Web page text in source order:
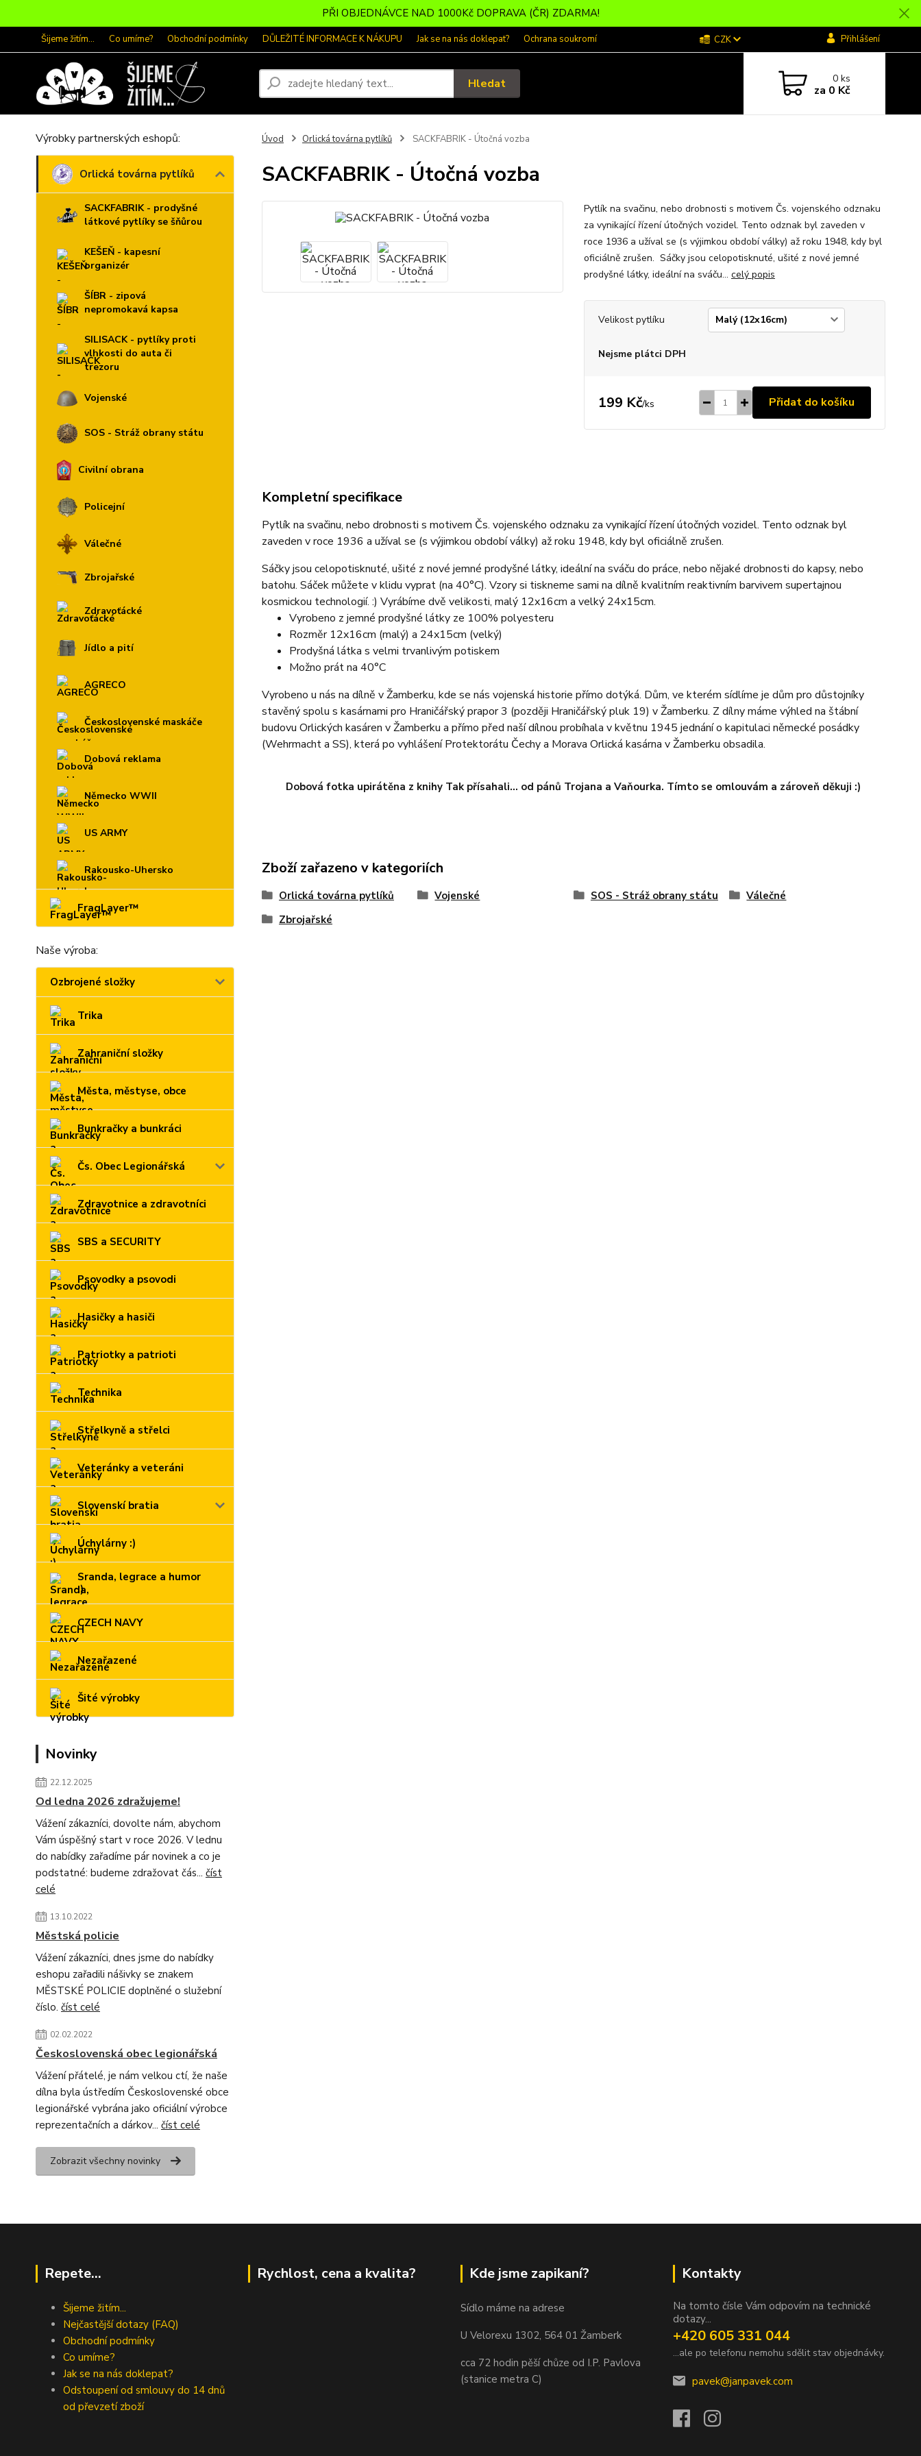
PŘI OBJEDNÁVCE NAD 1000Kč DOPRAVA (ČR) ZDARMA!
Šijeme žitím... Co umíme? Obchodní podmínky DŮLEŽITÉ INFORMACE K NÁKUPU Jak se na nás doklepat? Ochrana soukromí CZK Přihlášení
Hledat 0ks
za 0 Kč
Výrobky partnerských eshopů:
Orlická továrna pytlíků
SACKFABRIK - prodyšné
látkové pytlíky se šňůrou
KEŠEŇ - kapesní
organizér
ŠÍBR - zipová
nepromokavá kapsa
SILISACK - pytlíky proti
vlhkosti do auta či
trezoru
Vojenské
SOS - Stráž obrany státu
Civilní obrana
Policejní
Válečné
Zbrojařské
Zdravoťácké
Jídlo a pití
AGRECO
Československé maskáče
Dobová reklama
Německo WWII
US ARMY
Rakousko-Uhersko
FragLayer™
Naše výroba:
Ozbrojené složky
Trika
Zahraniční složky
Města, městyse, obce
Bunkračky a bunkráci
Čs. Obec Legionářská
Zdravotnice a zdravotníci
SBS a SECURITY
Psovodky a psovodi
Hasičky a hasiči
Patriotky a patrioti
Technika
Střelkyně a střelci
Veteránky a veteráni
Slovenskí bratia
Úchylárny :)
Sranda, legrace a humor
:)
CZECH NAVY
Nezařazené
Šité výrobky
Novinky
22.12.2025
Od ledna 2026 zdražujeme!
Vážení zákazníci, dovolte nám, abychom
Vám úspěšný start v roce 2026. V lednu
do nabídky zařadíme pár novinek a co je
podstatné: budeme zdražovat čás... číst
celé
13.10.2022
Městská policie
Vážení zákazníci, dnes jsme do nabídky
eshopu zařadili nášivky se znakem
MĚSTSKÉ POLICIE doplněné o služební
číslo. číst celé
02.02.2022
Československá obec legionářská
Vážení přátelé, je nám velkou ctí, že naše
dílna byla ústředím Československé obce
legionářské vybrána jako oficiální výrobce
reprezentačních a dárkov... číst celé
Zobrazit všechny novinky
Úvod Orlická továrna pytlíků SACKFABRIK - Útočná vozba
SACKFABRIK - Útočná vozba
Pytlík na svačinu, nebo drobnosti s motivem Čs. vojenského odznaku
za vynikající řízení útočných vozidel. Tento odznak byl zaveden v
roce 1936 a užíval se (s výjimkou období války) až roku 1948, kdy byl
oficiálně zrušen. Sáčky jsou celopotisknuté, ušité z nové jemné
prodyšné látky, ideální na sváču... celý popis
Velikost pytlíku
Nejsme plátci DPH
199 Kč/ks Přidat do košíku
Kompletní specifikace
Pytlík na svačinu, nebo drobnosti s motivem Čs. vojenského odznaku za vynikající řízení útočných vozidel. Tento odznak byl
zaveden v roce 1936 a užíval se (s výjimkou období války) až roku 1948, kdy byl oficiálně zrušen.
Sáčky jsou celopotisknuté, ušité z nové jemné prodyšné látky, ideální na sváču do práce, nebo nějaké drobnosti do kapsy, nebo
batohu. Sáček můžete v klidu vyprat (na 40°C). Vzory si tiskneme sami na dílně kvalitním reaktivním barvivem supertajnou
kosmickou technologií. :) Vyrábíme dvě velikosti, malý 12x16cm a velký 24x15cm.
Vyrobeno z jemné prodyšné látky ze 100% polyesteru
Rozměr 12x16cm (malý) a 24x15cm (velký)
Prodyšná látka s velmi trvanlivým potiskem
Možno prát na 40°C
Vyrobeno u nás na dílně v Žamberku, kde se nás vojenská historie přímo dotýká. Dům, ve kterém sídlíme je dům pro důstojníky
stavěný spolu s kasárnami pro Hraničářský prapor 3 (později Hraničářský pluk 19) v Žamberku. Z dílny máme výhled na štábní
budovu Orlických kasáren v Žamberku a přímo před naší dílnou probíhala v květnu 1945 jednání o kapitulaci německé posádky
(Wehrmacht a SS), která po vyhlášení Protektorátu Čechy a Morava Orlická kasárna v Žamberku obsadila.
Dobová fotka upirátěna z knihy Tak přísahali... od pánů Trojana a Vaňourka. Tímto se omlouvám a zároveň děkuji :)
Zboží zařazeno v kategoriích
Orlická továrna pytlíků Vojenské SOS - Stráž obrany státu
Válečné
Zbrojařské
Repete...
Šijeme žitím...
Nejčastější dotazy (FAQ)
Obchodní podmínky
Co umíme?
Jak se na nás doklepat?
Odstoupení od smlouvy do 14 dnů
od převzetí zboží
Rychlost, cena a kvalita? Kde jsme zapikaní?
Sídlo máme na adrese
U Velorexu 1302, 564 01 Žamberk
cca 72 hodin pěší chůze od I.P. Pavlova
(stanice metra C)
Kontakty
Na tomto čísle Vám odpovím na technické
dotazy...
+420 605 331 044
...ale po telefonu nemohu sdělit stav objednávky.
pavek@janpavek.com